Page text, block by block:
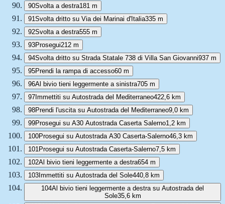
90Svolta a destra181 m
91Svolta dritto su Via dei Marinai d'Italia335 m
92Svolta a destra555 m
93Prosegui212 m
94Svolta dritto su Strada Statale 738 di Villa San Giovanni937 m
95Prendi la rampa di accesso60 m
96Al bivio tieni leggermente a sinistra705 m
97Immettiti su Autostrada del Mediterraneo422,6 km
98Prendi l'uscita su Autostrada del Mediterraneo9,0 km
99Prosegui su A30 Autostrada Caserta Salerno1,2 km
100Prosegui su Autostrada A30 Caserta-Salerno46,3 km
101 Prosegui su Autostrada Caserta-Salerno7,5 km
102Al bivio tieni leggermente a destra654 m
103Immettiti su Autostrada del Sole440,8 km
104Al bivio tieni leggermente a destra su Autostrada del
Sole35,6 km